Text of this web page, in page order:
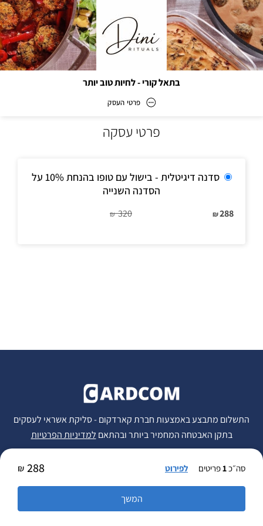
סה״כ1פריטים לפירוט 288
₪
בתאל קורי - לחיות טוב יותר
פרטי העסק
בתאל קורי - לחיות טוב יותר
דוא״ל
פרטי עסקה
סדנה דיגיטלית - בישול עם טופו בהנחת 10% על
הסדנה השנייה
320
₪ 288
₪
התשלום מתבצע באמצעות חברת קארדקום -סליקת אשראי לעסקים
בתקן האבטחה המחמיר ביותר ובהתאם למדיניות הפרטיות